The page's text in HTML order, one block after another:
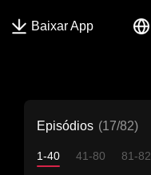
Baixar App
Episódios (17/82)
1-40 41-80 81-82